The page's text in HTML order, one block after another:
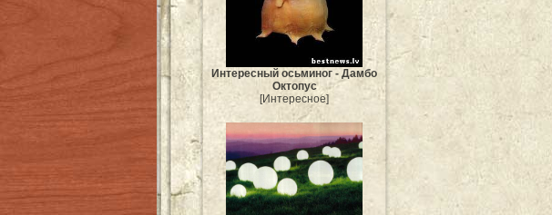
Интересный осьминог - Дамбо
Октопус
[Интересное]